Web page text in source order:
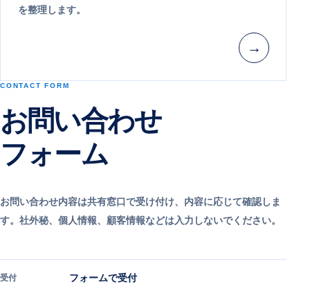
を整理します。
→
CONTACT FORM
お問い合わせ
フォーム
お問い合わせ内容は共有窓口で受け付け、内容に応じて確認しま
す。社外秘、個人情報、顧客情報などは入力しないでください。
受付 フォームで受付